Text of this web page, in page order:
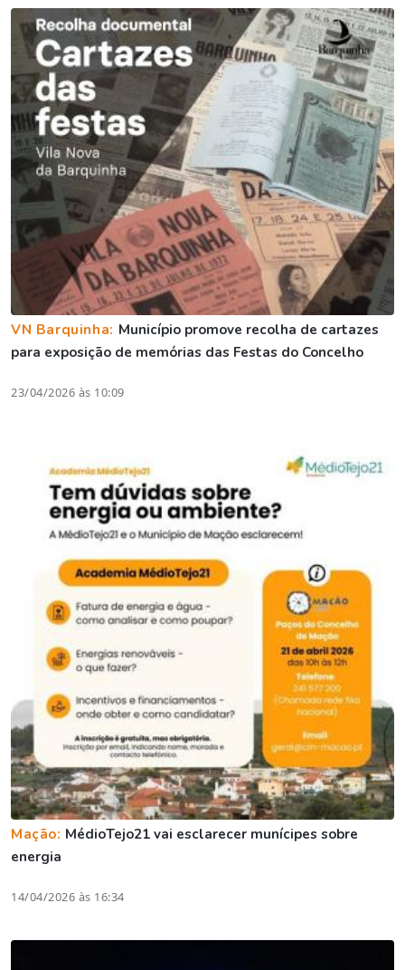
VN Barquinha: Município promove recolha de cartazes
para exposição de memórias das Festas do Concelho
23/04/2026 às 10:09
Mação: MédioTejo21 vai esclarecer munícipes sobre
energia
14/04/2026 às 16:34